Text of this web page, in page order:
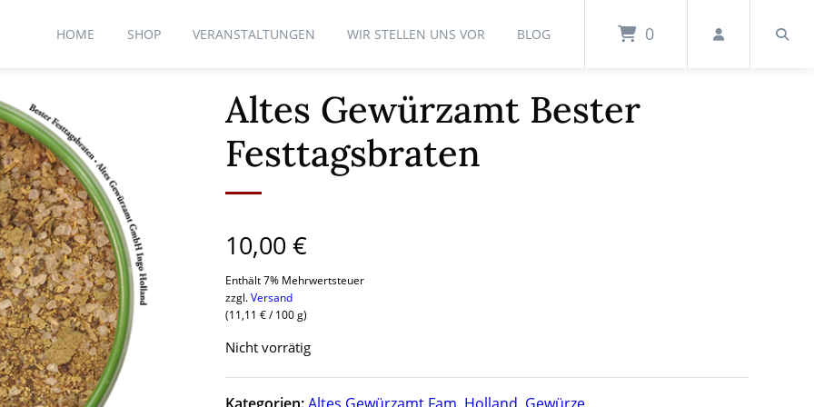
HOME SHOP VERANSTALTUNGEN WIR STELLEN UNS VOR BLOG 0
Altes Gewürzamt Bester
Festtagsbraten
10,00 €
Enthält 7% Mehrwertsteuer
(11,11 €/ 100 g)
zzgl.Versand
Nicht vorrätig
Kategorien:Altes Gewürzamt Fam. Holland, Gewürze